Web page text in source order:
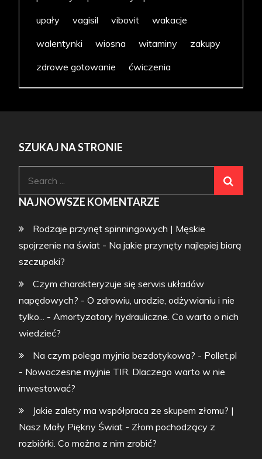
upały
vagisil vibovit
wakacje
walentynki
wiosna witaminy
zakupy
zdrowe gotowanie
ćwiczenia
SZUKAJ NA STRONIE
NAJNOWSZE KOMENTARZE
Rodzaje przynęt spinningowych | Męskie
spojrzenie na świat - Na jakie przynęty najlepiej biorą
szczupaki?
Czym charakteryzuje się serwis układów
napędowych? - O zdrowiu, urodzie, odżywianiu i nie
tylko... -Amortyzatory hydrauliczne. Co warto o nich
wiedzieć?
Na czym polega myjnia bezdotykowa? - Pollet.pl
- Nowoczesne myjnie TIR. Dlaczego warto w nie
inwestować?
Jakie zalety ma współpraca ze skupem złomu? |
Nasz Mały Piękny Świat - Złom pochodzący z
rozbiórki. Co można z nim zrobić?